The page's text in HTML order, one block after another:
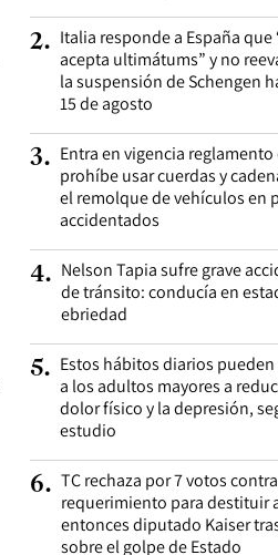
2. Italia responde a España que
acepta ultimátums” y no
la suspensión de Schengen
15 de agosto
3. Entra en vigencia
prohíbe usar cuerdas y
el remolque de vehículos en
accidentados
4. Nelson Tapia sufre grave
de tránsito: conducía en
ebriedad
5. Estos hábitos diarios
a los adultos mayores a
dolor físico y la depresión,
estudio
6. TC rechaza por 7 votos
requerimiento para destituir
entonces diputado Kaiser
sobre el golpe de Estado